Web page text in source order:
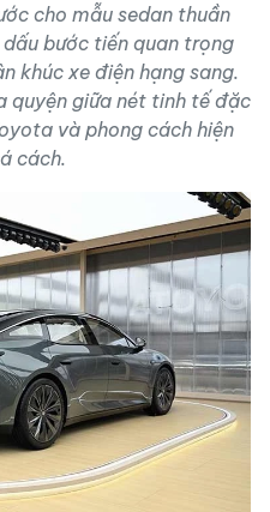
cho mẫu sedan thuần
bước tiến quan trọng
khúc xe điện hạng sang.
quyện giữa nét tinh tế đặc
và phong cách hiện
cách.